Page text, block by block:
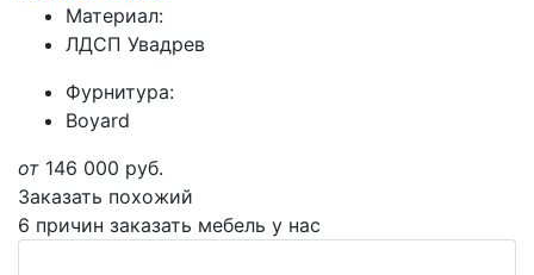
Материал:
ЛДСП Увадрев
Фурнитура:
Boyard
от 146 000 руб.
Заказать похожий
6 причин заказать мебель у нас